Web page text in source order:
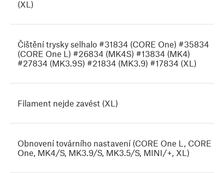
(XL)
Čištění trysky selhalo #31834 (CORE One) #35834
(CORE One L) #26834 (MK4S) #13834 (MK4)
#27834 (MK3.9S) #21834 (MK3.9) #17834 (XL)
Filament nejde zavést (XL)
Obnovení továrního nastavení (CORE One L, CORE
One, MK4/S, MK3.9/S, MK3.5/S, MINI/+, XL)